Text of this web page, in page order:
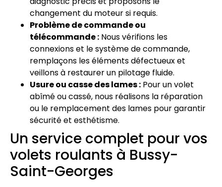
changement du moteur si requis.
Problème de commande ou
télécommande : Nous vérifions les
connexions et le système de commande,
remplaçons les éléments défectueux et
veillons à restaurer un pilotage fluide.
Usure ou casse des lames : Pour un volet
abîmé ou cassé, nous réalisons la réparation
ou le remplacement des lames pour garantir
sécurité et esthétisme.
Un service complet pour vos
volets roulants à Bussy-
Saint-Georges